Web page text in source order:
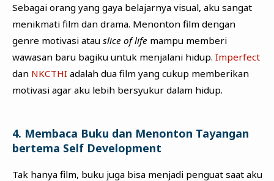
Sebagai orang yang gaya belajarnya visual, aku sangat
menikmati film dan drama. Menonton film dengan
genre motivasi atau slice of lifemampu memberi
wawasan baru bagiku untuk menjalani hidup. Imperfect
dan NKCTHIadalah dua film yang cukup memberikan
motivasi agar aku lebih bersyukur dalam hidup.
4. Membaca Buku dan Menonton Tayangan
bertema Self Development
Tak hanya film, buku juga bisa menjadi penguat saat aku